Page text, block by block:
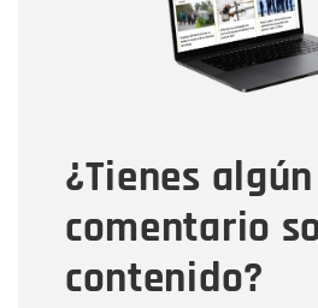
¿Tienes algún
comentario
contenido?
Tipo de comentario
Mensaje